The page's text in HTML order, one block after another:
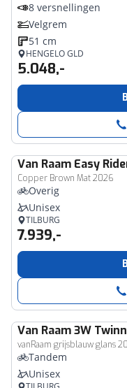
8 versnellingen
Velgrem
51 cm
HENGELO GLD
5.048,-
Van Raam Easy
Copper Brown Mat 2026
Overig
Unisex
TILBURG
7.939,-
Van Raam3W
vanRaam grijsblauw glans
Tandem
Unisex